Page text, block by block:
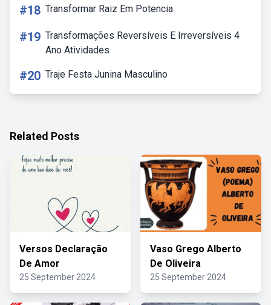
#18 Transformar Raiz Em Potencia
#19 Transformações Reversíveis E Irreversíveis 4
Ano Atividades
#20 Traje Festa Junina Masculino
Related Posts
Versos Declaração
De Amor
25 September 2024
Vaso Grego Alberto
De Oliveira
25 September 2024